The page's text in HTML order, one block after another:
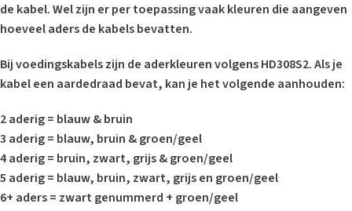
de kabel. Wel zijn er per toepassing vaak kleuren die aangeven
hoeveel aders de kabels bevatten.
Bij voedingskabels zijn de aderkleuren volgens HD308S2. Als je
kabel een aardedraad bevat, kan je het volgende aanhouden:
2 aderig = blauw & bruin
3 aderig = blauw, bruin & groen/geel
4 aderig = bruin, zwart, grijs & groen/geel
5 aderig = blauw, bruin, zwart, grijs en groen/geel
6+ aders = zwart genummerd + groen/geel